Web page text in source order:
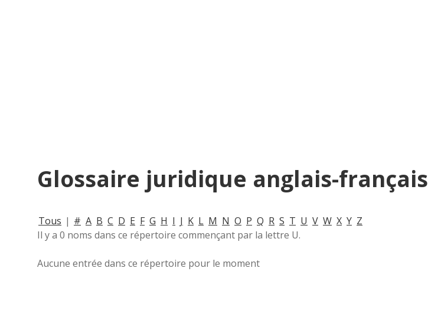
Glossaire juridique anglais-français
Tous | # A B C D E F G H I J K L M N O P Q R S T U V W X Y Z
Il y a 0 noms dans ce répertoire commençant par la lettre U.
Aucune entrée dans ce répertoire pour le moment